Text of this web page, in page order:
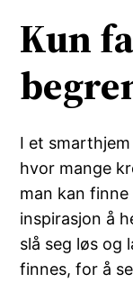
Kun
I et
hvor mange
man kan
inspirasjon å
slå seg løs og
finnes, for å